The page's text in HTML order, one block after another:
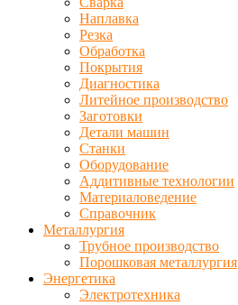
Наплавка
Резка
Обработка
Покрытия
Диагностика
Литейное производство
Заготовки
Детали машин
Станки
Оборудование
Аддитивные технологии
Материаловедение
Справочник
Металлургия
Трубное производство
Порошковая металлургия
Энергетика
Электротехника